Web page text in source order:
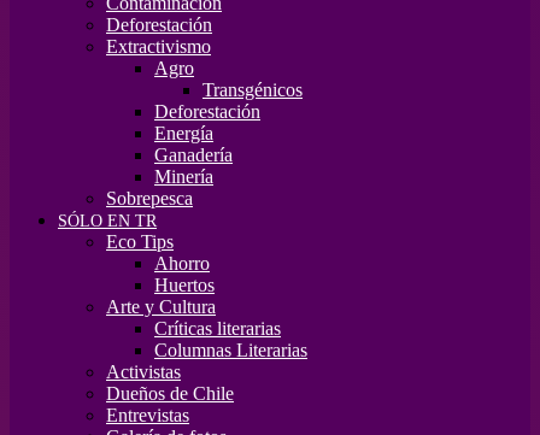
Deforestación
Extractivismo
Agro
Transgénicos
Deforestación
Energía
Ganadería
Minería
Sobrepesca
SÓLO EN TR
Eco Tips
Ahorro
Huertos
Arte y Cultura
Críticas literarias
Columnas Literarias
Activistas
Dueños de Chile
Entrevistas